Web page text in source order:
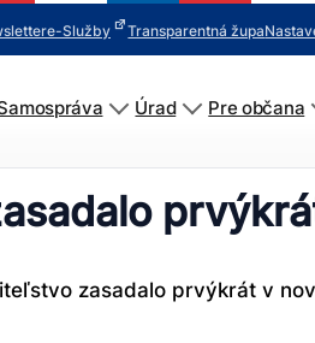
e-Služby Transparentná župa
Úrad Pre občana
zasadalo prvýkrát v